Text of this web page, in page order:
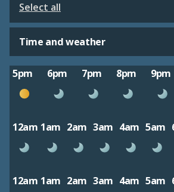
Select all
Time and weather
5pm 6pm 7pm 8pm 9pm
12am 1am 2am 3am 4am 5am
12am 1am 2am 3am 4am 5am